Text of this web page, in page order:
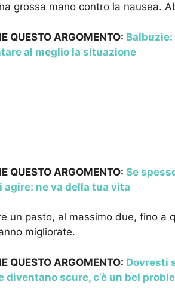
grossa mano contro la nausea.
QUESTO ARGOMENTO:
al meglio la situazione
QUESTO ARGOMENTO: Se
ne va della tua vita
un pasto, al massimo due, fino a
migliorate.
QUESTO ARGOMENTO: Dovresti
scure, c’è un bel